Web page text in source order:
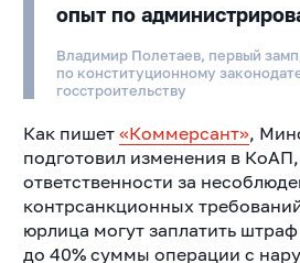
опыт по
Владимир Полетаев, первый
по конституционному
госстроительству
Как пишет «Коммерсант»,
подготовил изменения в
ответственности за
контрсанкционных
юрлица могут заплатить
до 40% суммы операции с